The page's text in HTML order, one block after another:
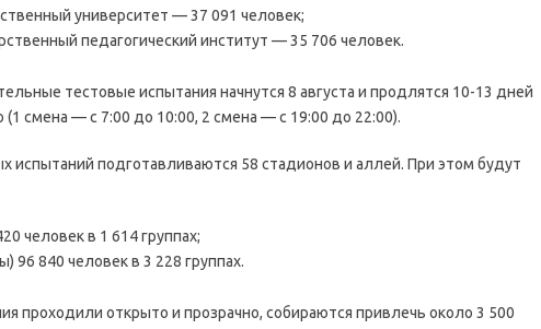
университет — 37 091 человек;
педагогический институт — 35 706 человек.
тестовые испытания начнутся 8 августа и продлятся 10-13 дней
смена — с 7:00 до 10:00, 2 смена — с 19:00 до 22:00).
испытаний подготавливаются 58 стадионов и аллей. При этом будут
человек в 1 614 группах;
96 840 человек в 3 228 группах.
проходили открыто и прозрачно, собираются привлечь около 3 500